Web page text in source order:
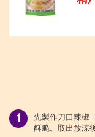
先製作刀口辣椒
酥脆。取出放涼